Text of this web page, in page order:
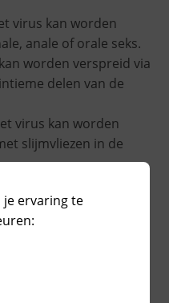
virus kan worden
anale of orale seks.
worden verspreid via
delen van de
virus kan worden
slijmvliezen in de
het krijgen van HPV
bescherming,
en mond kan
door orale seks.
je ervaring te